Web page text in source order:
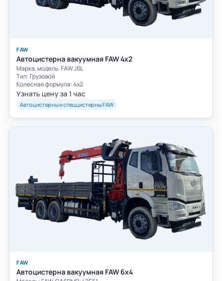
FAW
Автоцистерна вакуумная FAW 4х2
Марка, модель: FAW J6L
Тип: Грузовой
Колесная формула: 4х2
Узнать цену за 1 час
Автоцистерны и спеццистерны FAW
FAW
Автоцистерна вакуумная FAW 6х4